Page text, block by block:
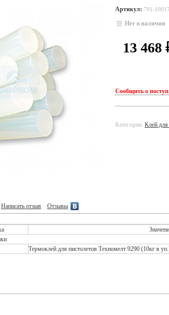
Артикул: 791-
Нет в наличии
13 468
Сообщить о
Категории: Клей
Написать отзыв Отзывы
Термоклей для пистолетов Техномелт 9290 (10кг в